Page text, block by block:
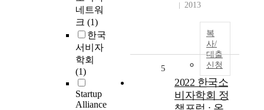
네트워
크 (1)
한국
서비자
학회
(1)
Startup
Alliance
2013
복
사/
대출
신청
5
2022 한국소
비자학회 정